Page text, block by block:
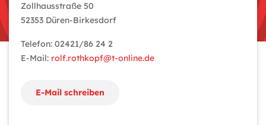
Zollhausstraße 50
52353 Düren-Birkesdorf
Telefon: 02421/86 24 2
E-Mail: rolf.rothkopf@t-online.de
E-Mail schreiben